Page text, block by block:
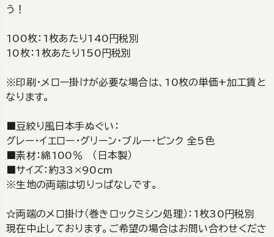
う！
100枚：1枚あたり140円税別
10枚：1枚あたり150円税別
※印刷・メロー掛けが必要な場合は、10枚の単価+加工賃と
なります。
■豆絞り風日本手ぬぐい：
グレー・イエロー・グリーン・ブルー・ピンク 全5色
■素材：綿100％ （日本製）
■サイズ：約33×90cm
※生地の両端は切りっぱなしです。
☆両端のメロ掛け（巻きロックミシン処理）：1枚30円税別
現在中止しております。ご希望の場合はお問い合わせくださ